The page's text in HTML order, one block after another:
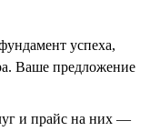
успеха,
Ваше предложение
и прайс на них —